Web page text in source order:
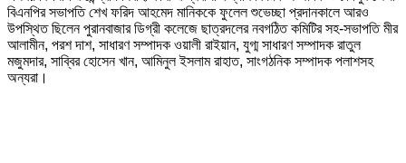
বিএনপির সভাপতি শেখ ফরিদ আহমেদ মানিককে ফুলেল শুভেচ্ছা প্রদানকালে আরও
উপস্থিত ছিলেন পুরানবাজার ডিগ্রী কলেজে ছাত্রদলের নবগঠিত কমিটির সহ-সভাপতি মীর
আলামীন, পরশ দাশ, সাধারণ সম্পাদক ওয়ালী রাইয়ান, যুগ্ম সাধারণ সম্পাদক রাতুল
মজুমদার, সাব্বির হোসেন খান, আমিনুল ইসলাম রাহাত, সাংগঠনিক সম্পাদক পলাশসহ
অন্যরা।